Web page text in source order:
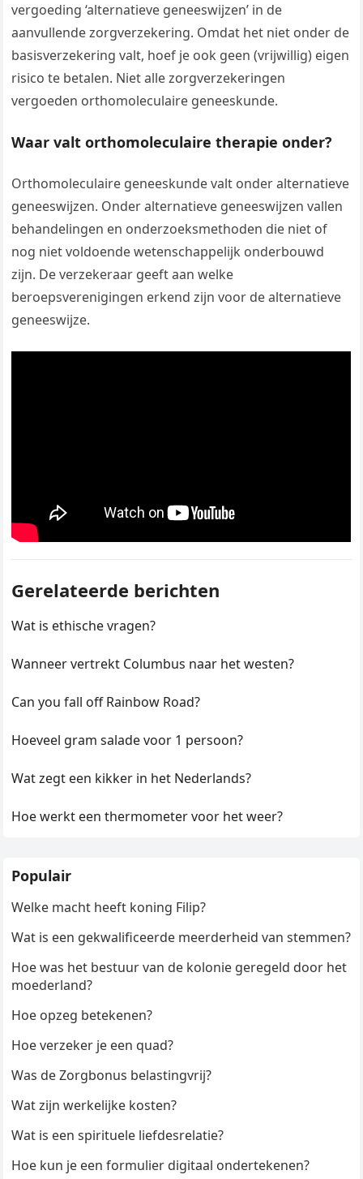
vergoeding ‘alternatieve geneeswijzen’ in de
aanvullende zorgverzekering. Omdat het niet onder de
basisverzekering valt, hoef je ook geen (vrijwillig) eigen
risico te betalen. Niet alle zorgverzekeringen
vergoeden orthomoleculaire geneeskunde.
Waar valt orthomoleculaire therapie onder?
Orthomoleculaire geneeskunde valt onder alternatieve
geneeswijzen. Onder alternatieve geneeswijzen vallen
behandelingen en onderzoeksmethoden die niet of
nog niet voldoende wetenschappelijk onderbouwd
zijn. De verzekeraar geeft aan welke
beroepsverenigingen erkend zijn voor de alternatieve
geneeswijze.
Gerelateerde berichten
Wat is ethische vragen?
Wanneer vertrekt Columbus naar het westen?
Can you fall off Rainbow Road?
Hoeveel gram salade voor 1 persoon?
Wat zegt een kikker in het Nederlands?
Hoe werkt een thermometer voor het weer?
Populair
Welke macht heeft koning Filip?
Wat is een gekwalificeerde meerderheid van stemmen?
Hoe was het bestuur van de kolonie geregeld door het
moederland?
Hoe opzeg betekenen?
Hoe verzeker je een quad?
Was de Zorgbonus belastingvrij?
Wat zijn werkelijke kosten?
Wat is een spirituele liefdesrelatie?
Hoe kun je een formulier digitaal ondertekenen?